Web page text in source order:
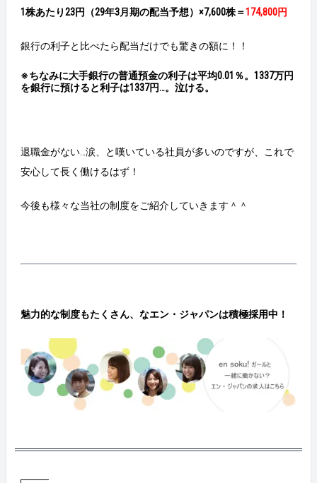
1株あたり23円（29年3月期の配当予想）×7,600株＝174,800円
銀行の利子と比べたら配当だけでも驚きの額に！！
※ちなみに大手銀行の普通預金の利子は平均0.01％。1337万円
を銀行に預けると利子は1337円…。泣ける。
退職金がない…涙、と嘆いている社員が多いのですが、これで
安心して長く働けるはず！
今後も様々な当社の制度をご紹介していきます＾＾
魅力的な制度もたくさん、なエン・ジャパンは積極採用中！